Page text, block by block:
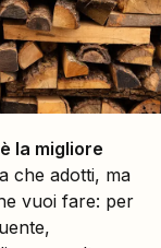
la migliore
che adotti, ma
vuoi fare: per